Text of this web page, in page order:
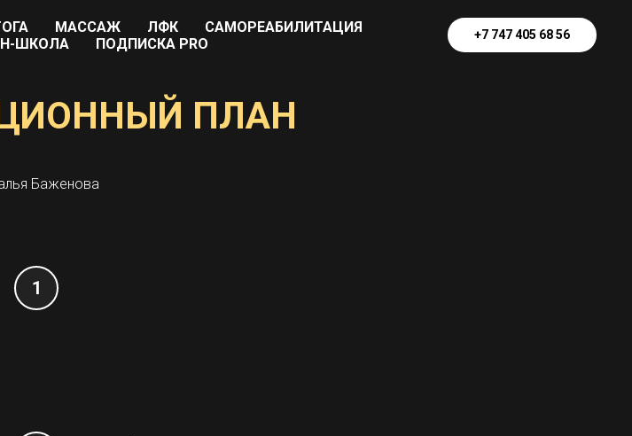
МАССАЖ ЛФК
САМОРЕАБИЛИТАЦИЯ
ШКОЛА
ПОДПИСКА PRO
+7 747 405 68 56
ПЛАН
Баженова